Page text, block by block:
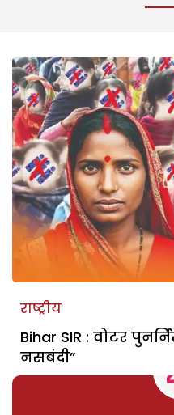
राष्ट्रीय
Bihar SIR : वोटर
नसबंदी”